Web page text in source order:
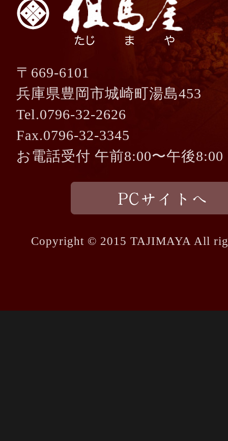
〒669-6101
兵庫県豊岡市城崎町湯島453
Tel.0796-32-2626
Fax.0796-32-3345
お電話受付 午前8:00〜午後8:00
Copyright © 2015 TAJIMAYA All